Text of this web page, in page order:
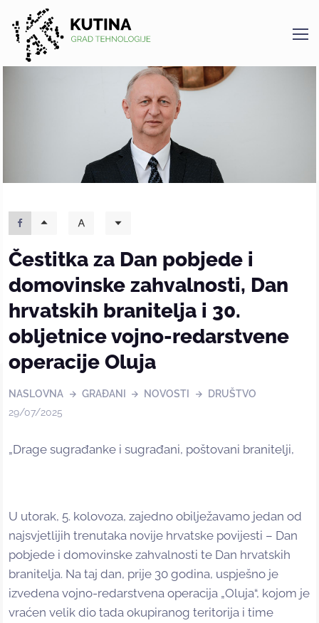
Kutina
Čestitka za Dan pobjede i
domovinske zahvalnosti, Dan
hrvatskih branitelja i 30.
obljetnice vojno-redarstvene
operacije Oluja
NASLOVNA GRAĐANI NOVOSTI
DRUŠTVO
29/07/2025
„Drage sugrađanke i sugrađani, poštovani branitelji,
U utorak, 5. kolovoza, zajedno obilježavamo jedan od
najsvjetlijih trenutaka novije hrvatske povijesti – Dan
pobjede i domovinske zahvalnosti te Dan hrvatskih
branitelja. Na taj dan, prije 30 godina, uspješno je
izvedena vojno-redarstvena operacija „Oluja“, kojom je
vraćen velik dio tada okupiranog teritorija i time